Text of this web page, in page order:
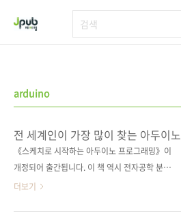
arduino
전 세계인이 가장 많이 찾는 아두이노
입문서
《스케치로 시작하는 아두이노 프로그래밍》이
개정되어 출간됩니다. 이 책 역시 전자공학 분야
의 세계적인 베스트셀러 저자이자 며칠 전에 안
더보기